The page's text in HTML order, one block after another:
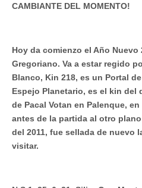
CAMBIANTE DEL MOMENTO!
Hoy da comienzo el Año Nuevo
Gregoriano. Va a estar regido
Blanco, Kin 218, es un Portal
Espejo Planetario, es el kin del
de Pacal Votan en Palenque,
antes de la partida al otro
del 2011, fue sellada de nuevo
visitar.